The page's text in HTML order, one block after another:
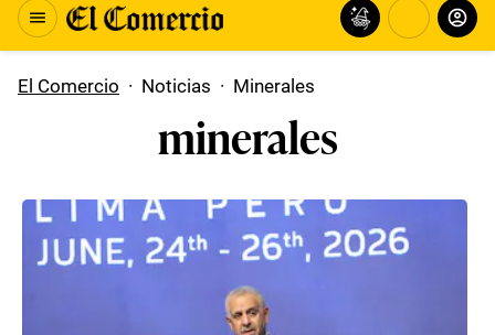
El Comercio · Noticias · Minerales
minerales